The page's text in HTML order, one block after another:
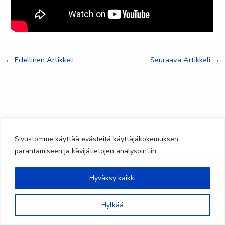
Sivustomme käyttää evästeitä käyttäjäkokemuksen
parantamiseen ja kävijätietojen analysointiin.
Hylkää
Hyväksy kaikki
← Edellinen Artikkeli Seuraava Artikkeli →
@saimaanteatteri